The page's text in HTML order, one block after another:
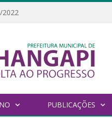
2022
PUBLICAÇÕES